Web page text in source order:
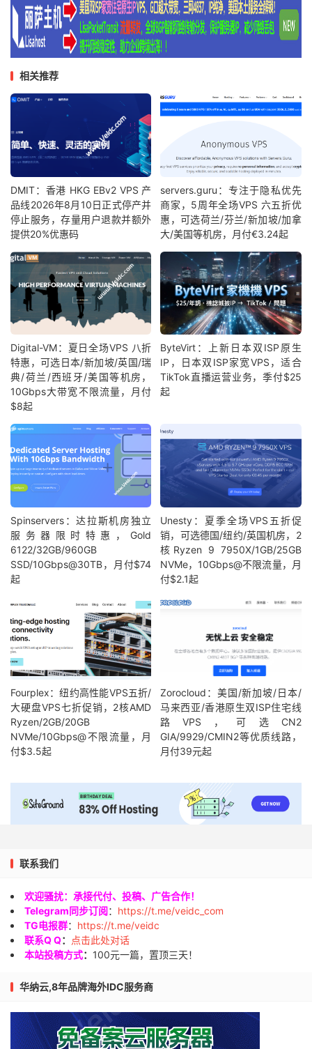
相关推荐
DMIT：香港 HKG EBv2 VPS 产
品线2026年8月10日正式停产并
停止服务，存量用户退款并额外
提供20%优惠码
servers.guru：专注于隐私优先
商家，5周年全场VPS 六五折优
惠，可选荷兰/芬兰/新加坡/加拿
大/美国等机房，月付€3.24起
Digital-VM：夏日全场VPS 八折
特惠，可选日本/新加坡/英国/瑞
典/荷兰/西班牙/美国等机房，
10Gbps大带宽不限流量，月付
$8起
ByteVirt：上新日本双ISP原生
IP，日本双ISP家宽VPS，适合
TikTok直播运营业务，季付$25
起
Spinservers：达拉斯机房独立
服务器限时特惠，Gold
6122/32GB/960GB
SSD/10Gbps@30TB，月付$74
起
Unesty：夏季全场VPS五折促
销，可选德国/纽约/英国机房，2
核Ryzen 9 7950X/1GB/25GB
NVMe，10Gbps@不限流量，月
付$2.1起
Fourplex：纽约高性能VPS五折/
大硬盘VPS七折促销，2核AMD
Ryzen/2GB/20GB
NVMe/10Gbps@不限流量，月
付$3.5起
Zorocloud：美国/新加坡/日本/
马来西亚/香港原生双ISP住宅线
路VPS，可选CN2
GIA/9929/CMIN2等优质线路，
月付39元起
联系我们
欢迎骚扰：承接代付、投稿、广告合作！
Telegram同步订阅： https://t.me/veidc_com
TG电报群： https://t.me/veidc
联系Q Q：
点击此处对话
本站投稿方式： 100元一篇，置顶三天！
华纳云,8年品牌海外IDC服务商